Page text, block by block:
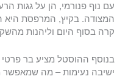
עם נוף פנורמי, הן על גגות
המצודה. בקיץ, המרפסת
קרה בסוף היום וליהנות
בנוסף ההוסטל מציע בר פרטי
ישיבה נעימות – מה שמאפשר